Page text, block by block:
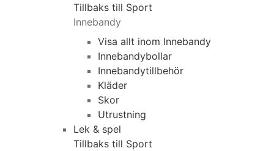
Tillbaks till Sport
Innebandy
Visa allt inom Innebandy
Innebandybollar
Innebandytillbehör
Kläder
Skor
Utrustning
Lek & spel
Tillbaks till Sport